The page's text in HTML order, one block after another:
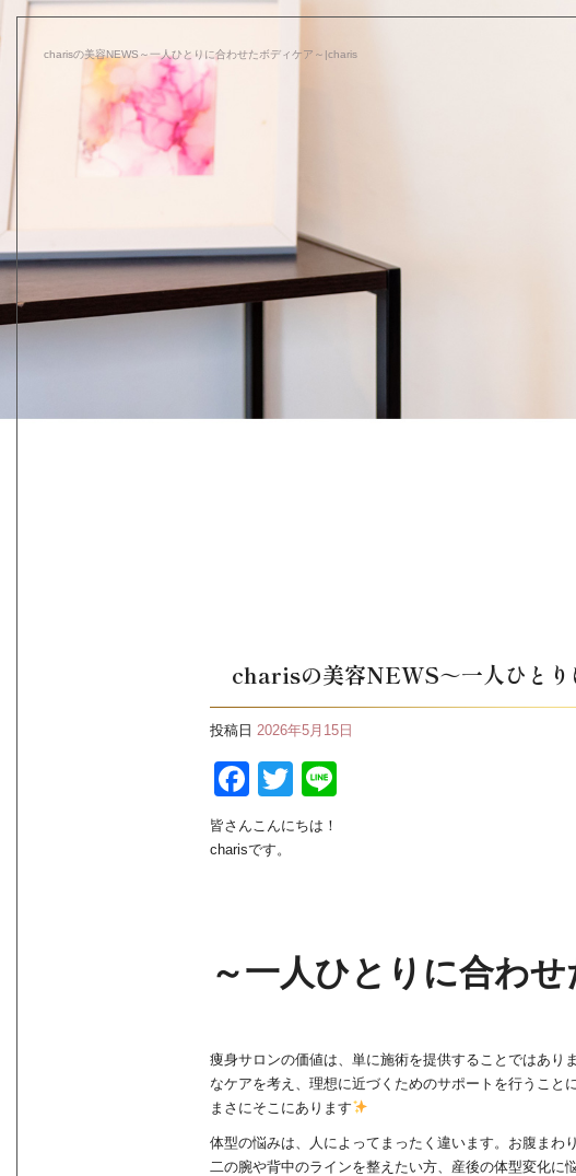
charisの美容NEWS～一人ひとりに合わせたボディケア～|charis
charisの美容NEWS～一人ひとり
投稿日 2026年5月15日
F
a
c
T
wi
皆さんこんにちは！
charisです。
～一人ひとりに合わ
痩身サロンの価値は、単に施術を提供することではあり
なケアを考え、理想に近づくためのサポートを行うこと
まさにそこにあります
体型の悩みは、人によってまったく違います。お腹まわ
二の腕や背中のラインを整えたい方、産後の体型変化に